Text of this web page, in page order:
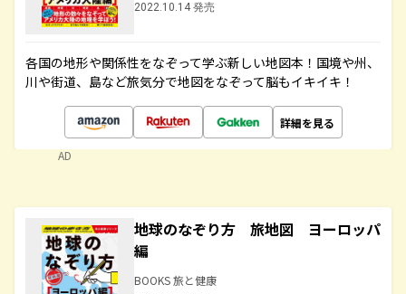
2022.10.14 発売
各国の地形や関係性をなぞって学ぶ新しい地図本！国境や州、
川や街道、島など旅気分で地図をなぞって脳もイキイキ！
詳細を見る
AD
地球のなぞり方 旅地図 ヨーロッパ
編
BOOKS 旅と健康